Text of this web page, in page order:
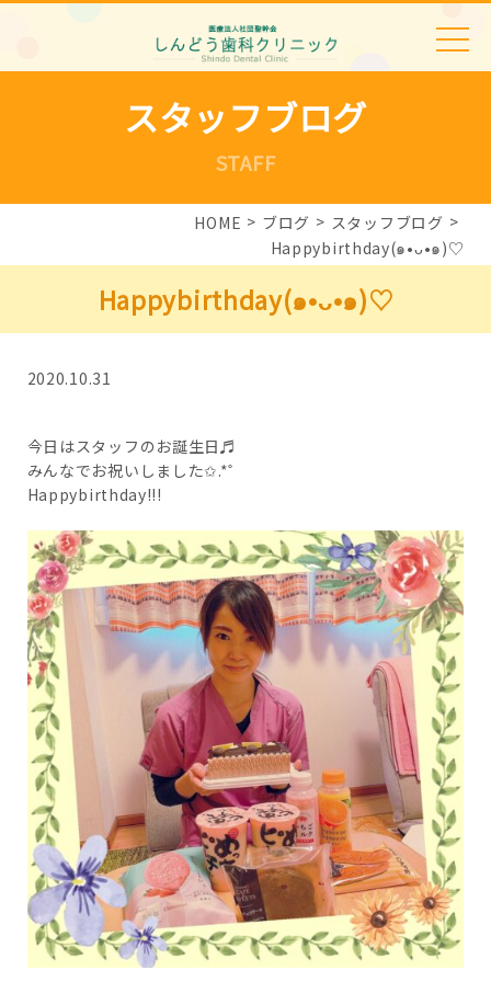
スタッフブログ
STAFF
HOME ブログ
スタッフブログ
Happybirthday(๑•ᴗ•๑)♡
Happybirthday(๑•ᴗ•๑)♡
2020.10.31
今日はスタッフのお誕生日♬︎
みんなでお祝いしました✩.*˚
Happybirthday!!!